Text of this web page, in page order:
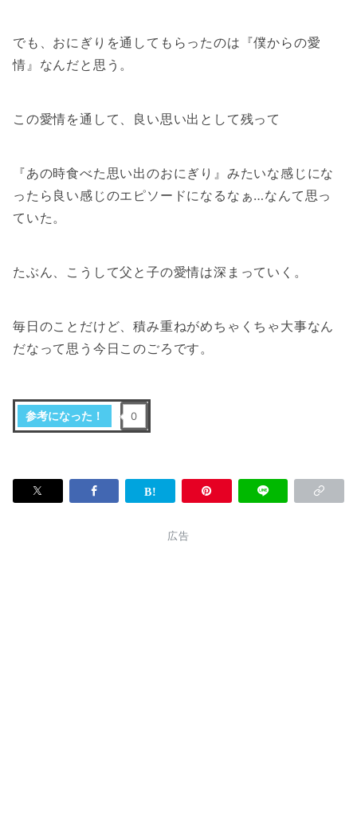
でも、おにぎりを通してもらったのは『僕からの愛
情』なんだと思う。
この愛情を通して、良い思い出として残って
『あの時食べた思い出のおにぎり』みたいな感じにな
ったら良い感じのエピソードになるなぁ…なんて思っ
ていた。
たぶん、こうして父と子の愛情は深まっていく。
毎日のことだけど、積み重ねがめちゃくちゃ大事なん
だなって思う今日このごろです。
参考になった！ 0
広告